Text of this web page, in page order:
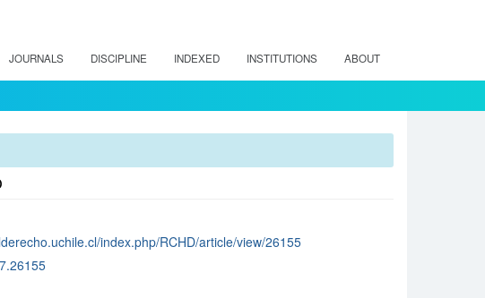
JOURNALS DISCIPLINE INDEXED INSTITUTIONS ABOUT
index.php/RCHD/article/view/26155